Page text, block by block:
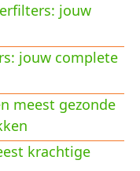
jouw
jouw complete
meest gezonde
krachtige